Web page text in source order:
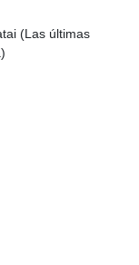
(Las últimas